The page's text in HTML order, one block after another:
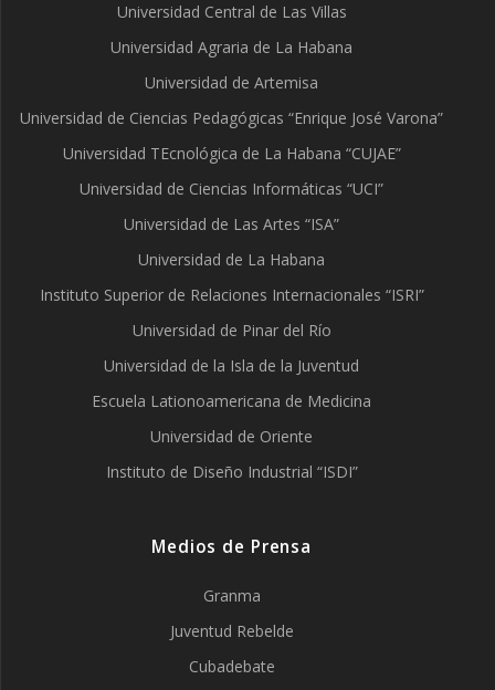
Universidad Central de Las Villas
Universidad Agraria de La Habana
Universidad de Artemisa
Universidad de Ciencias Pedagógicas “Enrique José Varona”
Universidad TEcnológica de La Habana “CUJAE”
Universidad de Ciencias Informáticas “UCI”
Universidad de Las Artes “ISA”
Universidad de La Habana
Instituto Superior de Relaciones Internacionales “ISRI”
Universidad de Pinar del Río
Universidad de la Isla de la Juventud
Escuela Lationoamericana de Medicina
Universidad de Oriente
Instituto de Diseño Industrial “ISDI”
Medios de Prensa
Granma
Juventud Rebelde
Cubadebate